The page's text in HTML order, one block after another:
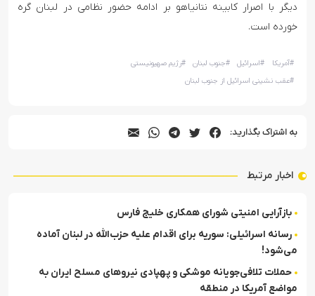
دیگر با اصرار کابینه نتانیاهو بر ادامه حضور نظامی در لبنان گره
خورده است.
#آمریکا #اسرائیل #جنوب لبنان #رژیم صهیونیستی
#عقب نشینی اسرائیل از جنوب لبنان
به اشتراک بگذارید:
اخبار مرتبط
بازآرایی امنیتی شورای همکاری خلیج فارس
رسانه اسرائیلی: سوریه برای اقدام علیه حزب‌الله در لبنان آماده
می‌شود!
حملات تلافی‌جویانه موشکی و پهپادی نیروهای مسلح ایران به
مواضع آمریکا در منطقه